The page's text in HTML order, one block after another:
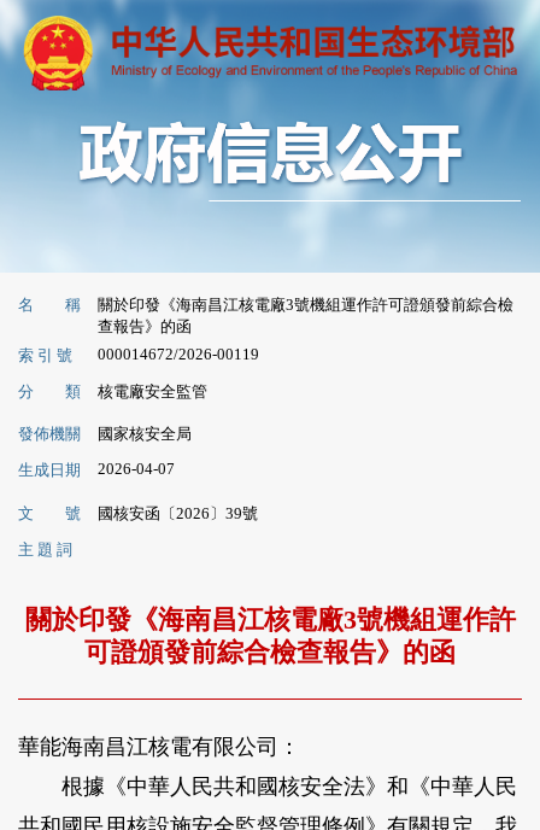
名 稱
關於印發《海南昌江核電廠3號機組運作許可證頒發前綜合檢
查報告》的函
索 引 號
000014672/2026-00119
分 類 核電廠安全監管
發佈機關
國家核安全局
生成日期
2026-04-07
文 號
國核安函〔2026〕39號
主 題 詞
關於印發《海南昌江核電廠3號機組運作許
可證頒發前綜合檢查報告》的函
華能海南昌江核電有限公司：
根據《中華人民共和國核安全法》和《中華人民